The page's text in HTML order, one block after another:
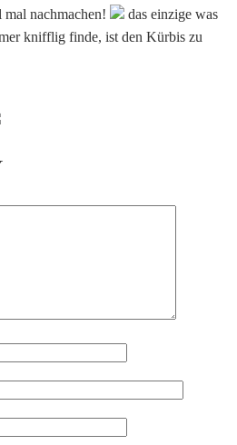
nachmachen!
das einzige was
knifflig finde, ist den Kürbis zu